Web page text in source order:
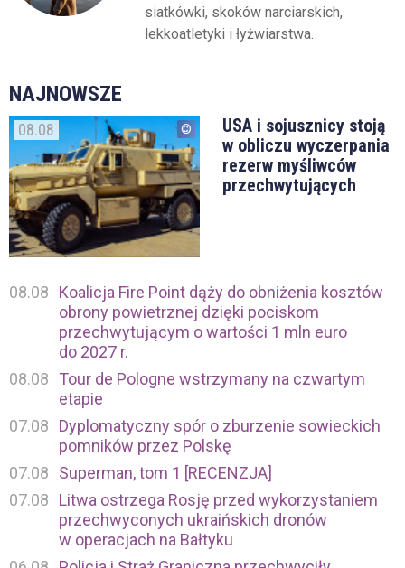
siatkówki, skoków narciarskich,
lekkoatletyki i łyżwiarstwa.
NAJNOWSZE
08.08
USA i sojusznicy stoją
w obliczu wyczerpania
rezerw myśliwców
przechwytujących
08.08
Koalicja Fire Point dąży do obniżenia kosztów
obrony powietrznej dzięki pociskom
przechwytującym o wartości 1 mln euro
do 2027 r.
08.08
Tour de Pologne wstrzymany na czwartym
etapie
07.08
Dyplomatyczny spór o zburzenie sowieckich
pomników przez Polskę
07.08
Superman, tom 1 [RECENZJA]
07.08
Litwa ostrzega Rosję przed wykorzystaniem
przechwyconych ukraińskich dronów
w operacjach na Bałtyku